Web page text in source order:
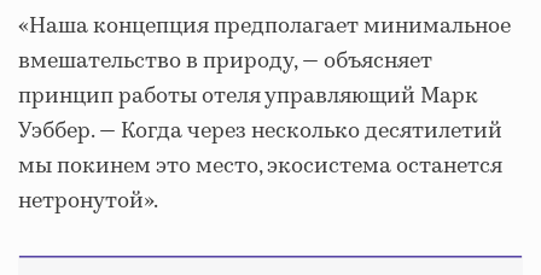
«Наша концепция предполагает минимальное
вмешательство в природу, — объясняет
принцип работы отеля управляющий Марк
Уэббер. — Когда через несколько десятилетий
мы покинем это место, экосистема останется
нетронутой».